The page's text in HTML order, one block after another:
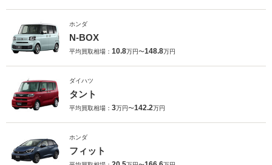
ホンダ
N-BOX
平均買取相場： 10.8万円〜148.8万円
ダイハツ
タント
平均買取相場： 3万円〜142.2万円
ホンダ
フィット